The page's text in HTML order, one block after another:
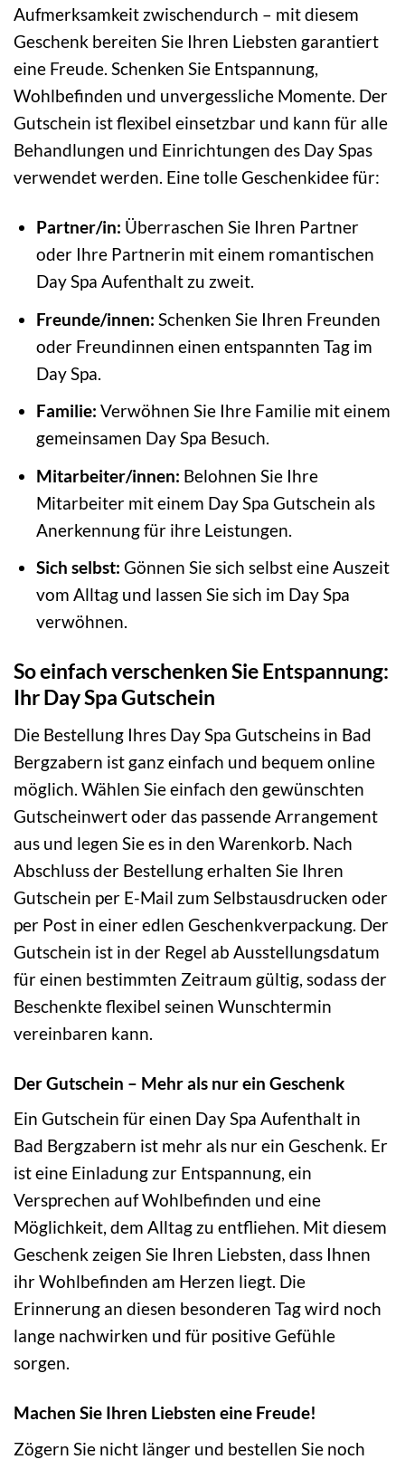
Aufmerksamkeit zwischendurch – mit diesem
Geschenk bereiten Sie Ihren Liebsten garantiert
eine Freude. Schenken Sie Entspannung,
Wohlbefinden und unvergessliche Momente. Der
Gutschein ist flexibel einsetzbar und kann für alle
Behandlungen und Einrichtungen des Day Spas
verwendet werden. Eine tolle Geschenkidee für:
Partner/in: Überraschen Sie Ihren Partner
oder Ihre Partnerin mit einem romantischen
Day Spa Aufenthalt zu zweit.
Freunde/innen: Schenken Sie Ihren Freunden
oder Freundinnen einen entspannten Tag im
Day Spa.
Familie: Verwöhnen Sie Ihre Familie mit einem
gemeinsamen Day Spa Besuch.
Mitarbeiter/innen: Belohnen Sie Ihre
Mitarbeiter mit einem Day Spa Gutschein als
Anerkennung für ihre Leistungen.
Sich selbst: Gönnen Sie sich selbst eine Auszeit
vom Alltag und lassen Sie sich im Day Spa
verwöhnen.
So einfach verschenken Sie Entspannung:
Ihr Day Spa Gutschein
Die Bestellung Ihres Day Spa Gutscheins in Bad
Bergzabern ist ganz einfach und bequem online
möglich. Wählen Sie einfach den gewünschten
Gutscheinwert oder das passende Arrangement
aus und legen Sie es in den Warenkorb. Nach
Abschluss der Bestellung erhalten Sie Ihren
Gutschein per E-Mail zum Selbstausdrucken oder
per Post in einer edlen Geschenkverpackung. Der
Gutschein ist in der Regel ab Ausstellungsdatum
für einen bestimmten Zeitraum gültig, sodass der
Beschenkte flexibel seinen Wunschtermin
vereinbaren kann.
Der Gutschein – Mehr als nur ein Geschenk
Ein Gutschein für einen Day Spa Aufenthalt in
Bad Bergzabern ist mehr als nur ein Geschenk. Er
ist eine Einladung zur Entspannung, ein
Versprechen auf Wohlbefinden und eine
Möglichkeit, dem Alltag zu entfliehen. Mit diesem
Geschenk zeigen Sie Ihren Liebsten, dass Ihnen
ihr Wohlbefinden am Herzen liegt. Die
Erinnerung an diesen besonderen Tag wird noch
lange nachwirken und für positive Gefühle
sorgen.
Machen Sie Ihren Liebsten eine Freude!
Zögern Sie nicht länger und bestellen Sie noch